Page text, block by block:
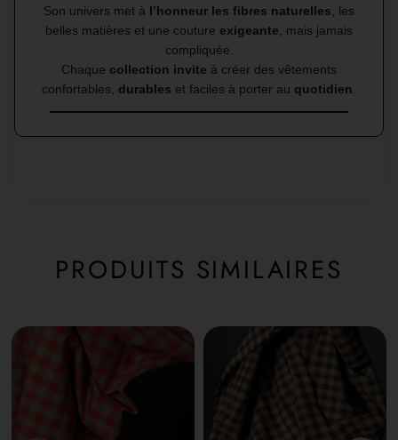
Son univers met à l’honneur les fibres naturelles , les
belles matières et une couture exigeante , mais jamais
compliquée.
Chaque collection invite à créer des vêtements
confortables, durables et faciles à porter au quotidien
PRODUITS SIMILAIRES